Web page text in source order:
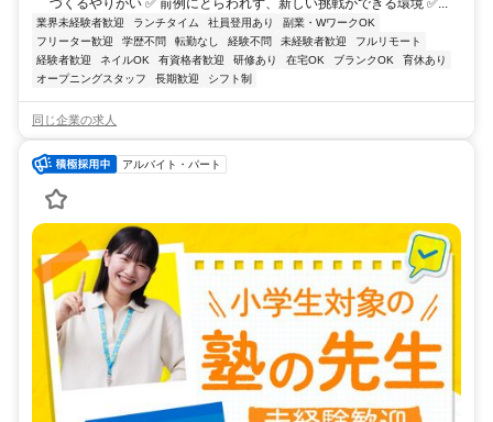
づくるやりがい ✅ 前例にとらわれず、新しい挑戦ができる環境 ✅...
業界未経験者歓迎 ランチタイム 社員登用あり
副業・WワークOK
フリーター歓迎
学歴不問 転勤なし 経験不問 未経験者歓迎
フルリモート
経験者歓迎
ネイルOK 有資格者歓迎 研修あり 在宅OK ブランクOK
育休あり
オープニングスタッフ
長期歓迎 シフト制
同じ企業の求人
アルバイト・パート